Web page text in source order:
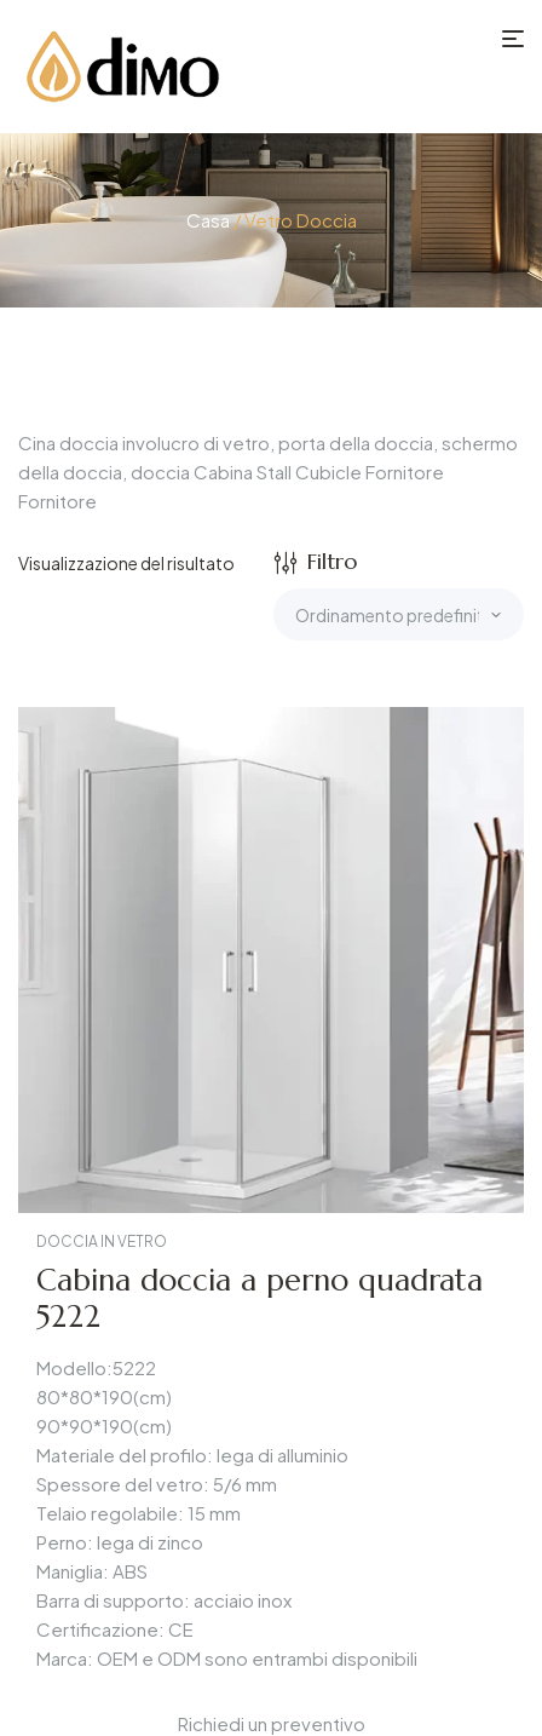
Casa/ Vetro Doccia
Cina doccia involucro di vetro, porta della doccia, schermo
della doccia, doccia Cabina Stall Cubicle Fornitore
Fornitore
Visualizzazione del risultato Filtro
DOCCIA IN VETRO
Cabina doccia a perno quadrata
5222
Modello:5222
80*80*190(cm)
90*90*190(cm)
Materiale del profilo: lega di alluminio
Spessore del vetro: 5/6 mm
Telaio regolabile: 15 mm
Perno: lega di zinco
Maniglia: ABS
Barra di supporto: acciaio inox
Certificazione: CE
Marca: OEM e ODM sono entrambi disponibili
Richiedi un preventivo